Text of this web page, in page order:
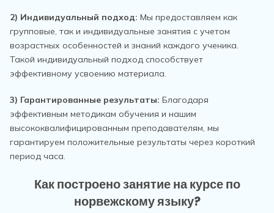
2) Индивидуальный подход: Мы предоставляем как
групповые, так и индивидуальные занятия с учетом
возрастных особенностей и знаний каждого ученика.
Такой индивидуальный подход способствует
эффективному усвоению материала.
3) Гарантированные результаты: Благодаря
эффективным методикам обучения и нашим
высококвалифицированным преподавателям, мы
гарантируем положительные результаты через короткий
период часа.
Как построено занятие на курсе по
норвежскому языку?